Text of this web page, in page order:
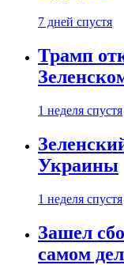
7 дней спустя
Трамп
1 неделя спустя
Украины
1 неделя спустя
Зашел
самом